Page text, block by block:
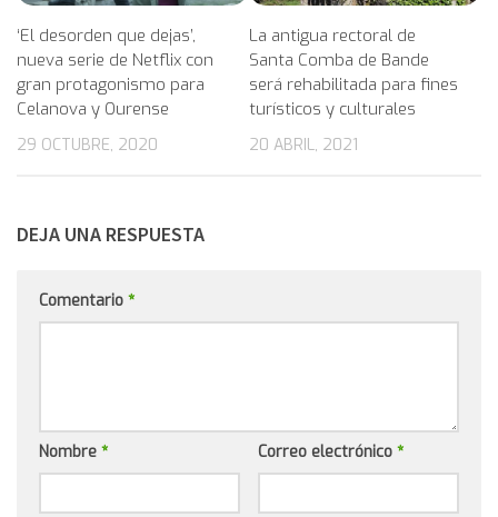
‘El desorden que dejas’,
nueva serie de Netflix con
gran protagonismo para
Celanova y Ourense
29 OCTUBRE, 2020
La antigua rectoral de
Santa Comba de Bande
será rehabilitada para fines
turísticos y culturales
20 ABRIL, 2021
DEJA UNA RESPUESTA
Comentario *
Nombre * Correo electrónico *